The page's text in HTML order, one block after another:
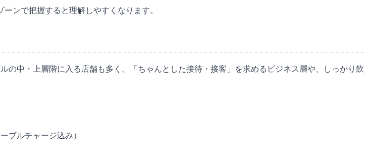
ンで把握すると理解しやすくなります。
中・上層階に入る店舗も多く、「ちゃんとした接待・接客」を求めるビジネス層や、しっかり飲
ブルチャージ込み）